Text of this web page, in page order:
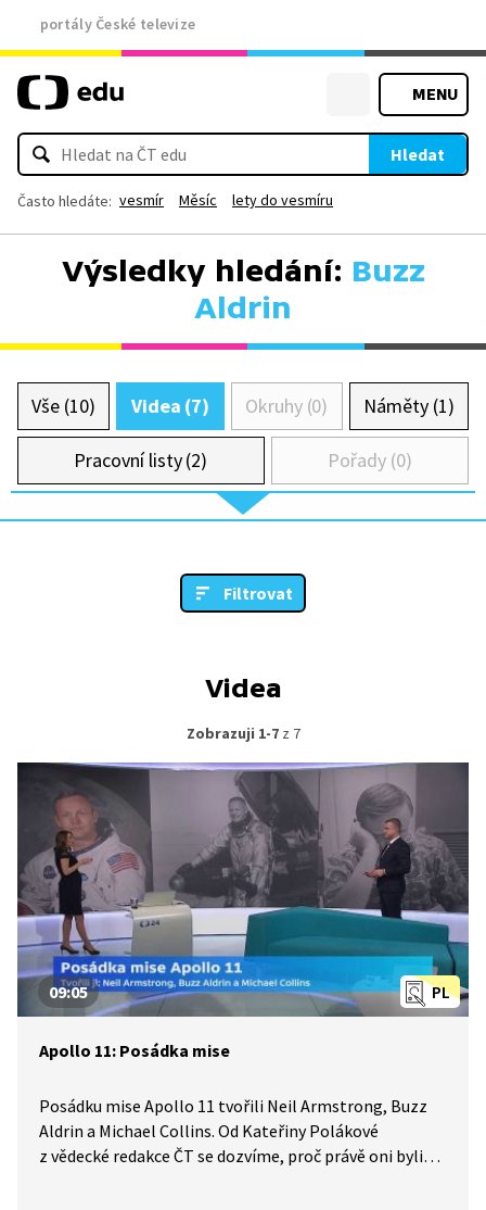
portály České televize
MENU
Hledat
Často hledáte: vesmír Měsíc lety do vesmíru
Výsledky hledání: Buzz
Aldrin
Vše (10) Videa (7) Okruhy (0) Náměty (1)
Pracovní listy (2) Pořady (0)
Filtrovat
Videa
Zobrazuji 1-7z 7
PL
09:05
Apollo 11: Posádka mise
Posádku mise Apollo 11 tvořili Neil Armstrong, Buzz
Aldrin a Michael Collins. Od Kateřiny Polákové
z vědecké redakce ČT se dozvíme, proč právě oni byli